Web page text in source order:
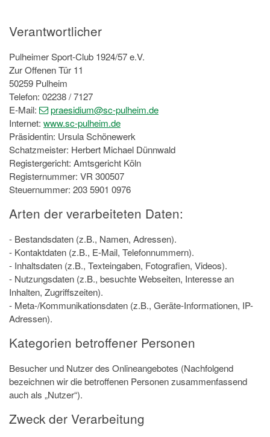
Verantwortlicher
Pulheimer Sport-Club 1924/57 e.V.
Zur Offenen Tür 11
50259 Pulheim
Telefon: 02238 / 7127
E-Mail:
praesidium@sc-pulheim.de
Internet: www.sc-pulheim.de
Präsidentin: Ursula Schönewerk
Schatzmeister: Herbert Michael Dünnwald
Registergericht: Amtsgericht Köln
Registernummer: VR 300507
Steuernummer: 203 5901 0976
Arten der verarbeiteten Daten:
- Bestandsdaten (z.B., Namen, Adressen).
- Kontaktdaten (z.B., E-Mail, Telefonnummern).
- Inhaltsdaten (z.B., Texteingaben, Fotografien, Videos).
- Nutzungsdaten (z.B., besuchte Webseiten, Interesse an
Inhalten, Zugriffszeiten).
- Meta-/Kommunikationsdaten (z.B., Geräte-Informationen, IP-
Adressen).
Kategorien betroffener Personen
Besucher und Nutzer des Onlineangebotes (Nachfolgend
bezeichnen wir die betroffenen Personen zusammenfassend
auch als „Nutzer“).
Zweck der Verarbeitung